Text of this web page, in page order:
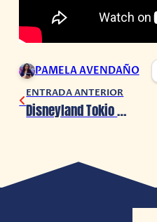
PAMELA AVENDAÑO
ENTRADA ANTERIOR
Disneyland Tokio cierra sus puertas por coronavirus